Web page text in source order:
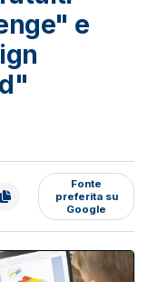
e
Fonte
preferita su
Google